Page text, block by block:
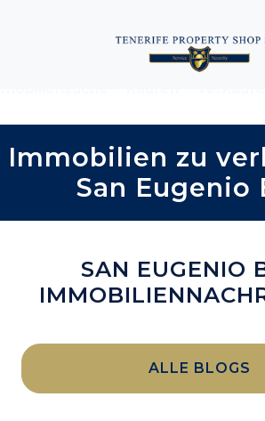
Immobilien zu
San Eugenio
SAN EUGENIO
ALLE BLOGS